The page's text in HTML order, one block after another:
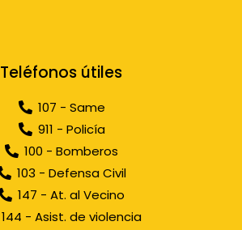
Teléfonos útiles
107 - Same
911 - Policía
100 - Bomberos
103 - Defensa Civil
147 - At. al Vecino
144 - Asist. de violencia